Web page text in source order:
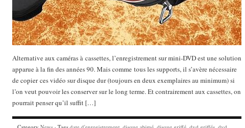
Alternative aux caméras à cassettes, l’enregistrement sur mini-DVD est une solution
apparue à la fin des années 90. Mais comme tous les supports, il s’avère nécessaire
de copier ces vidéo sur disque dur (toujours en deux exemplaires au minimum) si
l’on veut pouvoir les conserver sur le long terme. Et contrairement aux cassettes, on
pourrait penser qu’il suffit […]